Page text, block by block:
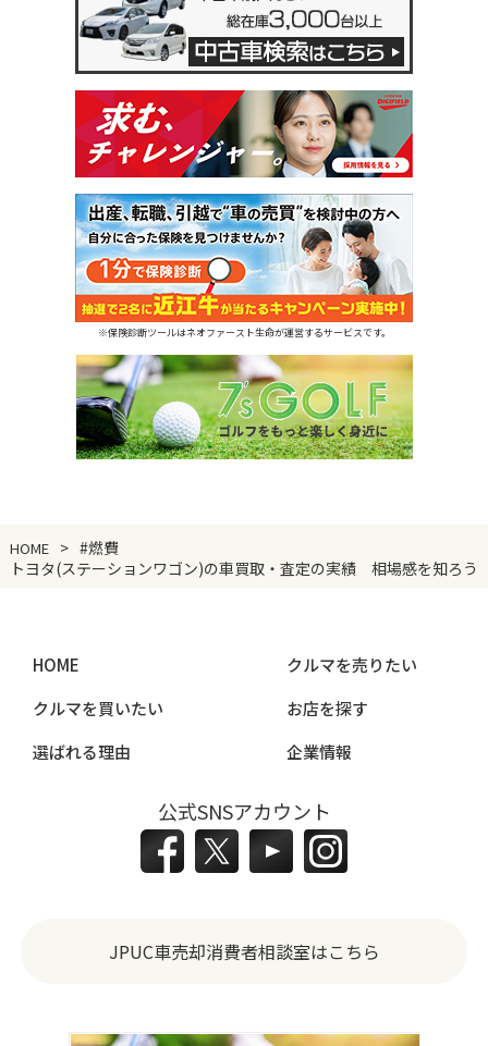
※保険診断ツールはネオファースト生命が運営するサービスです。
HOME
#燃費
トヨタ(ステーションワゴン)の車買取・査定の実績 相場感を知ろう
HOME
クルマを売りたい
クルマを買いたい
お店を探す
選ばれる理由
企業情報
公式SNSアカウント
JPUC車売却消費者相談室はこちら